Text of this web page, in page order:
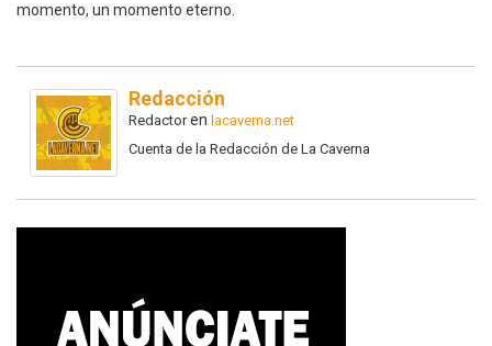
momento, un momento eterno.
Redacción
Redactoren lacaverna.net
Cuenta de la Redacción de La Caverna